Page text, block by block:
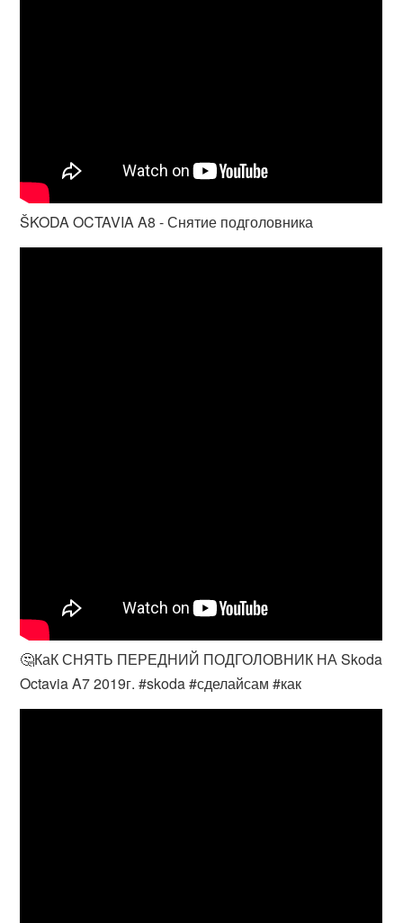
ŠKODA OCTAVIA A8 - Снятие подголовника
🤔КаК СНЯТЬ ПЕРЕДНИЙ ПОДГОЛОВНИК НА Skoda
Octavia A7 2019г. #skoda #сделайсам #как